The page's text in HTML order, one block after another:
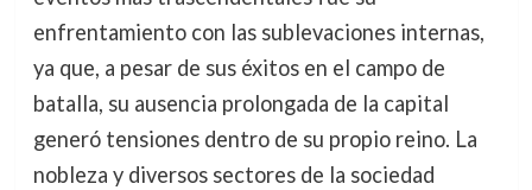
enfrentamiento con las sublevaciones internas,
ya que, a pesar de sus éxitos en el campo de
batalla, su ausencia prolongada de la capital
generó tensiones dentro de su propio reino. La
nobleza y diversos sectores de la sociedad